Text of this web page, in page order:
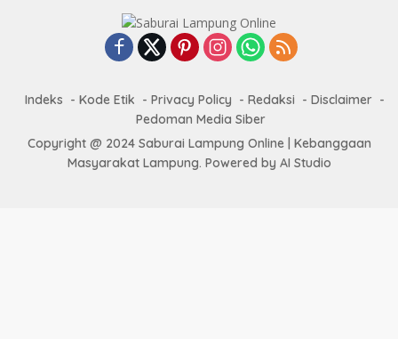
Indeks Kode Etik Privacy Policy Redaksi
Disclaimer
Pedoman Media Siber
Copyright @ 2024 Saburai Lampung Online | Kebanggaan
Masyarakat Lampung. Powered by AI Studio